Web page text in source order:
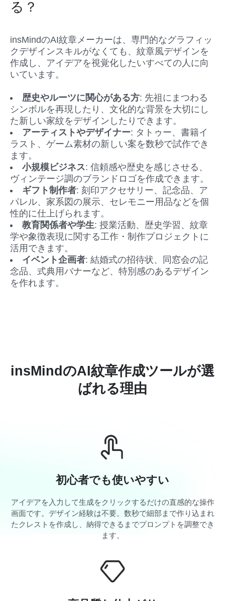
る？
insMindのAI紋章メーカーは、専門的なグラフィッ
クデザインスキルがなくても、紋章風デザインを
作成し、アイデアを視覚化したいすべての人に向
いています。
歴史やルーツに関心がある方: 先祖にまつわる
シンボルを再現したり、文化的な背景を大切にし
た新しい家紋をデザインしたりできます。
アーティストやデザイナー: タトゥー、書籍イ
ラスト、ゲーム素材の新しい案を数秒で試作でき
ます。
小規模ビジネス: 信頼感や歴史を感じさせる、
ヴィンテージ調のブランドロゴを作成できます。
ギフト制作者: 刻印アクセサリー、記念品、ア
パレル、家系図の展示、セレモニー用品などを個
性的に仕上げられます。
教育関係者や学生: 授業活動、歴史学習、紋章
学や象徴表現に関する工作・制作プロジェクトに
活用できます。
イベント企画者: 結婚式の招待状、同窓会の記
念品、式典用バナーなど、特別感のあるデザイン
を作れます。
insMindのAI紋章作成ツールが選
ばれる理由
初心者でも使いやすい
アイデアを入力して生成をクリックするだけの直感的な操作
画面です。デザイン経験は不要。数秒で細部まで作り込まれ
たクレストを作成し、納得できるまでプロンプトを調整でき
ます。